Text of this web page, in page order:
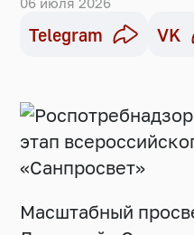
Telegram VK
Масштабный